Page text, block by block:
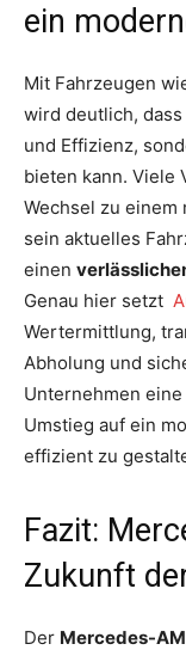
ein
Mit Fahrzeugen
wird deutlich,
und Effizienz,
bieten kann. Viele
Wechsel zu einem
sein aktuelles
einen
Genau hier setzt
Wertermittlung,
Abholung und
Unternehmen
Umstieg auf ein
effizient zu
Fazit:
Zukunft
Der Mercedes-